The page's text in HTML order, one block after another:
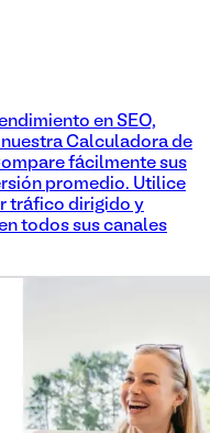
en SEO,
Calculadora de
fácilmente sus
promedio. Utilice
tráfico dirigido y
todos sus canales